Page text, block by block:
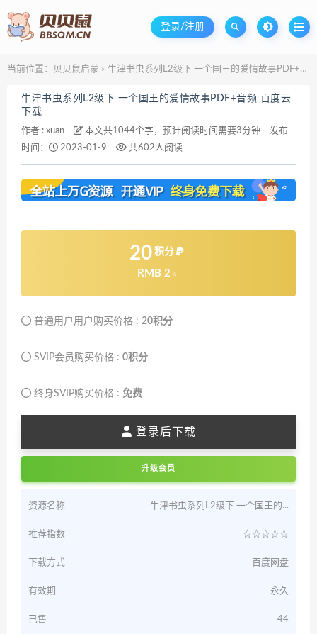
登录/注册
当前位置： 贝贝鼠启蒙 > 牛津书虫系列L2级下 一个国王的爱情故事PDF+音频 百度云下载
牛津书虫系列L2级下 一个国王的爱情故事PDF+音频 百度云
下载
作者 : xuan 本文共1044个字，预计阅读时间需要3分钟
发布
时间：
2023-01-9 共602人阅读
20 积分
RMB 2 元
普通用户用户购买价格 : 20积分
SVIP会员购买价格 : 0积分
终身SVIP购买价格 : 免费
登录后下载
升级会员
资源名称 牛津书虫系列L2级下 一个国王的...
推荐指数 ☆☆☆☆☆
下载方式 百度网盘
有效期 永久
已售 44